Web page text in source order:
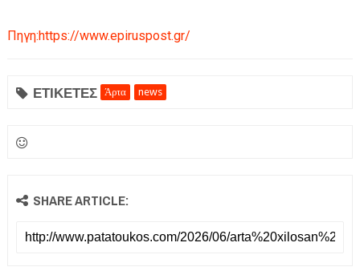
Πηγη:https://www.epiruspost.gr/
ΕΤΙΚΕΤΕΣ Άρτα news
SHARE ARTICLE: